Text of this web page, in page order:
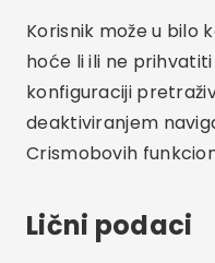
Korisnik može u bilo
hoće li ili ne
konfiguraciji
deaktiviranjem
Crismobovih
Lični podaci